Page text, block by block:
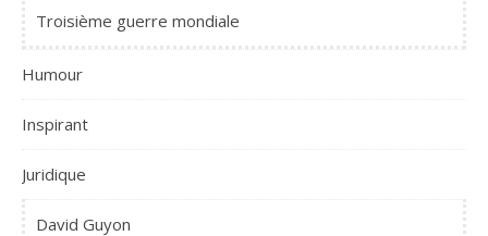
Troisième guerre mondiale
Humour
Inspirant
Juridique
David Guyon